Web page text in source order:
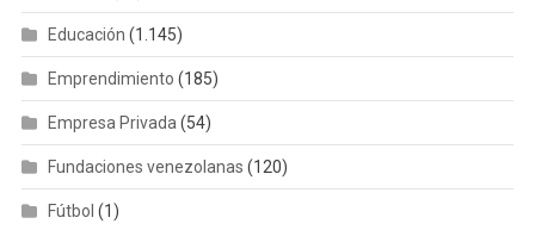
Educación (1.145)
Emprendimiento (185)
Empresa Privada (54)
Fundaciones venezolanas (120)
Fútbol (1)